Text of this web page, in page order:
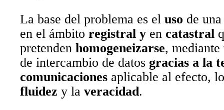
La base del problema es el uso de una
en el ámbito registral y en catastral
pretenden homogeneizarse,
de intercambio de datos gracias a la
comunicaciones aplicable al efecto,
fluidez y la veracidad.